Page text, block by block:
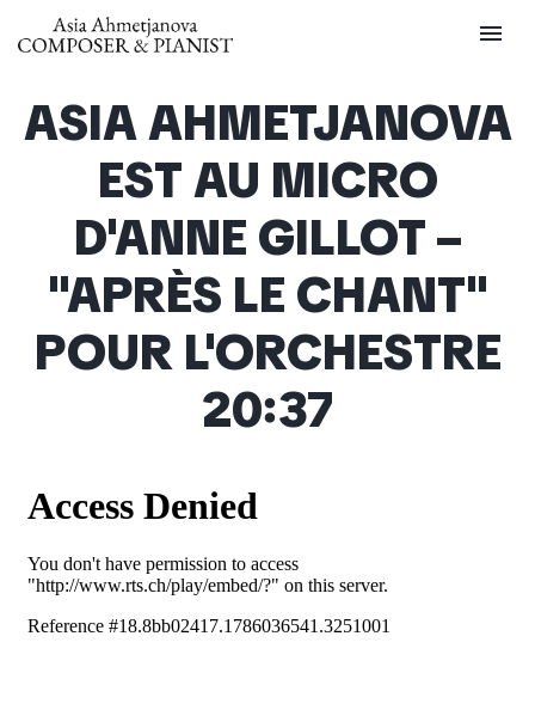
menu
ASIA AHMETJANOVA
EST AU MICRO
D'ANNE GILLOT –
"APRÈS LE CHANT"
POUR L'ORCHESTRE
20:37